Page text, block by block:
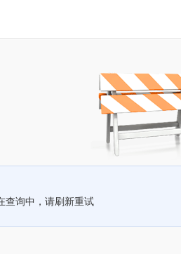
查询中，请刷新重试